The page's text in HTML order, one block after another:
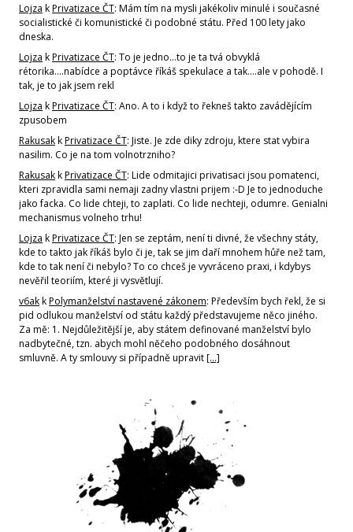
Lojza kPrivatizace ČT: Mám tím na mysli jakékoliv minulé i současné
socialistické či komunistické či podobné státu. Před 100 lety jako
dneska.
Lojza kPrivatizace ČT: To je jedno...to je ta tvá obvyklá
rétorika....nabídce a poptávce říkáš spekulace a tak....ale v pohodě. I
tak, je to jak jsem rekl
Lojza kPrivatizace ČT: Ano. A to i když to řekneš takto zavádějícím
zpusobem
RakusakkPrivatizace ČT: Jiste. Je zde diky zdroju, ktere stat vybira
nasilim. Co je na tom volnotrzniho?
RakusakkPrivatizace ČT: Lide odmitajici privatisaci jsou pomatenci,
kteri zpravidla sami nemaji zadny vlastni prijem :-D Je to jednoduche
jako facka. Co lide chteji, to zaplati. Co lide nechteji, odumre. Genialni
mechanismus volneho trhu!
Lojza kPrivatizace ČT: Jen se zeptám, není ti divné, že všechny státy,
kde to takto jak říkáš bylo či je, tak se jim daří mnohem hůře než tam,
kde to tak není či nebylo? To co chceš je vyvráceno praxi, i kdybys
nevěřil teoriím, které ji vysvětlují.
v6akkPolymanželství nastavené zákonem: Především bych řekl, že si
pid odlukou manželství od státu každý představujeme něco jiného.
Za mě: 1. Nejdůležitější je, aby státem definované manželství bylo
nadbytečné, tzn. abych mohl něčeho podobného dosáhnout
smluvně. A ty smlouvy si případně upravit[…]